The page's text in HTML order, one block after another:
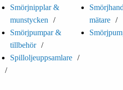
Smörjnipplar &
munstycken
Smörjpumpar &
tillbehör
Spilloljeuppsamlare
mätare